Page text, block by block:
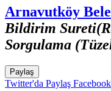
Arnavutköy
Bildirim
Sorgulama
Paylaş
Twitter'da Paylaş